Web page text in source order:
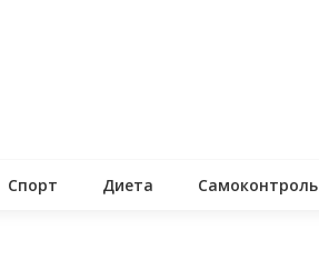
Спорт Диета Самоконтроль